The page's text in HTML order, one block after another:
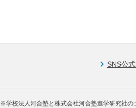
SNS公
※学校法人河合塾と株式会社河合塾進学研究社の